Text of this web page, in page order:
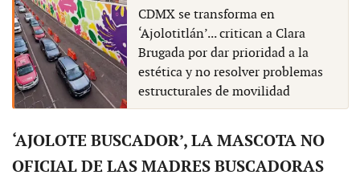
CDMX se transforma en
‘Ajolotitlán’... critican a Clara
Brugada por dar prioridad a la
estética y no resolver problemas
estructurales de movilidad
‘AJOLOTE BUSCADOR’, LA MASCOTA NO
OFICIAL DE LAS MADRES BUSCADORAS